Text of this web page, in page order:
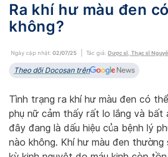
Ra khí hư màu đen
không?
Ngày cập nhật: 02/07/25 Tác giả: Dược sĩ, Thạc sĩ
Theo dõi Docosan trên
Tình trạng ra khí hư màu đen có
phụ nữ cảm thấy rất lo lắng và bất
đây đang là dấu hiệu của bệnh lý
nào không. Khí hư màu đen